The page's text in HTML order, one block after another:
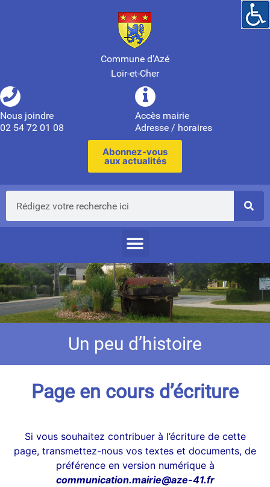
Commune d'Azé
Loir-et-Cher
Nous joindre
02 54 72 01 08
Accès mairie
Adresse / horaires
Abonnez-vous
aux actualités
Un peu d’histoire
Page en cours d’écriture
Si vous souhaitez contribuer à l’écriture de cette
page, transmettez-nous vos textes et documents, de
préférence en version numérique à
communication.mairie@aze-41.fr